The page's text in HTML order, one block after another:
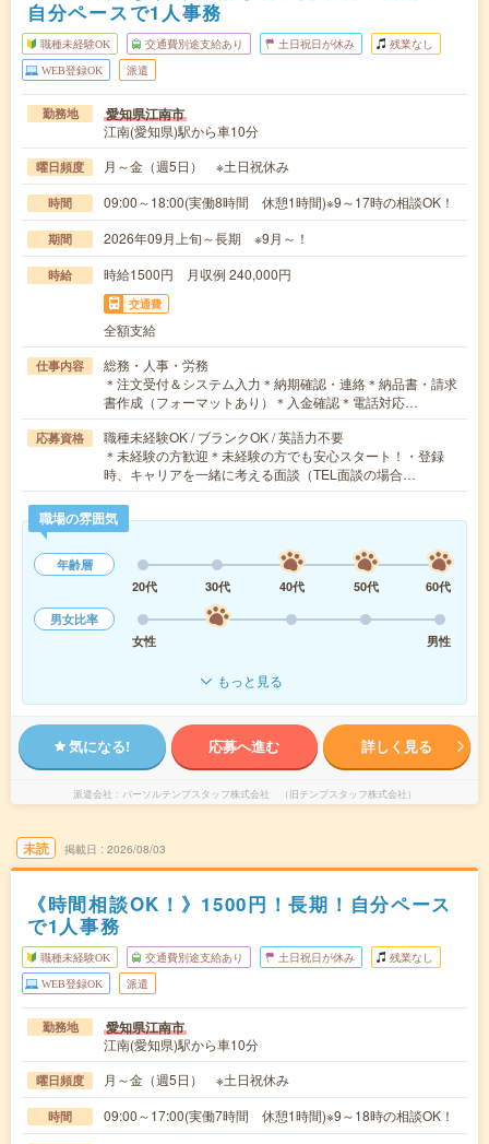
自分ペースで1人事務
職種未経験OK 交通費別途支給あり 土日祝日が休み 残業なし
WEB登録OK 派遣
勤務地 愛知県江南市
江南(愛知県)駅から車10分
曜日頻度 月～金（週5日） ※土日祝休み
時間 09:00～18:00(実働8時間 休憩1時間)※9～17時の相談OK！
期間 2026年09月上旬～長期 ※9月～！
時給 時給1500円 月収例 240,000円
交通費
全額支給
仕事内容
総務・人事・労務
＊注文受付＆システム入力＊納期確認・連絡＊納品書・請求
書作成（フォーマットあり）＊入金確認＊電話対応…
応募資格
職種未経験OK / ブランクOK / 英語力不要
＊未経験の方歓迎＊未経験の方でも安心スタート！・登録
時、キャリアを一緒に考える面談（TEL面談の場合…
職場の雰囲気
年齢層
20代
30代 40代 50代
60代
男女比率
女性
男性
もっと見る
気になる! 応募へ進む 詳しく見る
派遣会社 パーソルテンプスタッフ株式会社 （旧テンプスタッフ株式会社）
未読 掲載日 2026/08/03
《時間相談OK！》1500円！長期！自分ペース
で1人事務
職種未経験OK 交通費別途支給あり 土日祝日が休み 残業なし
WEB登録OK 派遣
勤務地 愛知県江南市
江南(愛知県)駅から車10分
曜日頻度 月～金（週5日） ※土日祝休み
時間 09:00～17:00(実働7時間 休憩1時間)※9～18時の相談OK！